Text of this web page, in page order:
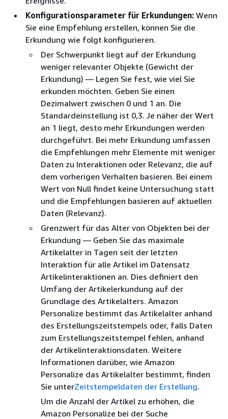
Konfigurationsparameter für Erkundungen: Wenn
Sie eine Empfehlung erstellen, können Sie die
Erkundung wie folgt konfigurieren.
Der Schwerpunkt liegt auf der Erkundung
weniger relevanter Objekte (Gewicht der
Erkundung) — Legen Sie fest, wie viel Sie
erkunden möchten. Geben Sie einen
Dezimalwert zwischen 0 und 1 an. Die
Standardeinstellung ist 0,3. Je näher der Wert
an 1 liegt, desto mehr Erkundungen werden
durchgeführt. Bei mehr Erkundung umfassen
die Empfehlungen mehr Elemente mit weniger
Daten zu Interaktionen oder Relevanz, die auf
dem vorherigen Verhalten basieren. Bei einem
Wert von Null findet keine Untersuchung statt
und die Empfehlungen basieren auf aktuellen
Daten (Relevanz).
Grenzwert für das Alter von Objekten bei der
Erkundung — Geben Sie das maximale
Artikelalter in Tagen seit der letzten
Interaktion für alle Artikel im Datensatz
Artikelinteraktionen an. Dies definiert den
Umfang der Artikelerkundung auf der
Grundlage des Artikelalters. Amazon
Personalize bestimmt das Artikelalter anhand
des Erstellungszeitstempels oder, falls Daten
zum Erstellungszeitstempel fehlen, anhand
der Artikelinteraktionsdaten. Weitere
Informationen darüber, wie Amazon
Personalize das Artikelalter bestimmt, finden
Sie unterZeitstempeldaten der Erstellung.
Um die Anzahl der Artikel zu erhöhen, die
Amazon Personalize bei der Suche